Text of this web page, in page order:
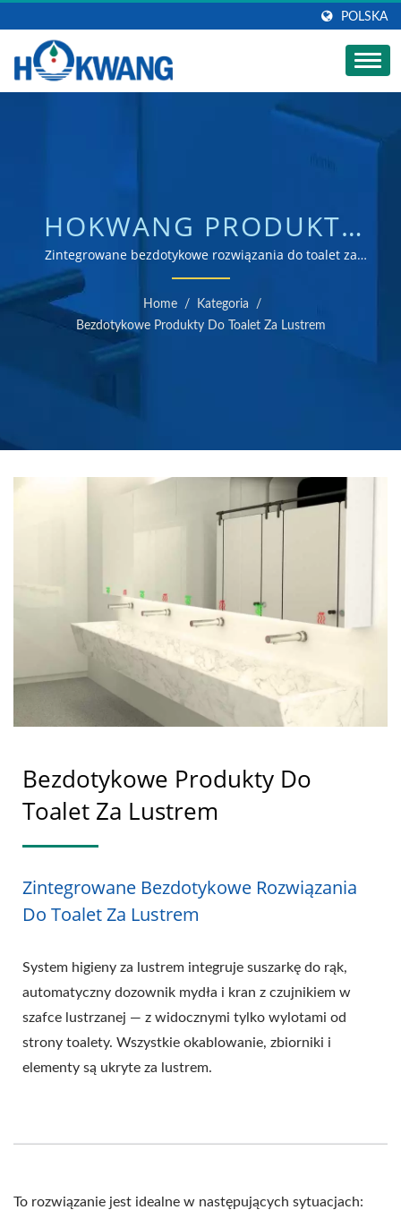
POLSKA
HOKWANG PRODUKTY
HIGIENICZNE
BEZDOTYKOWE ZA
LUSTREM |
PRODUCENT
DOZOWNIKÓW MYDŁA
ZE STALI NIERDZEWNEJ
| HOKWANG
Zintegrowane bezdotykowe rozwiązania do toalet za
lustrem / producent suszarek do rąk i dozowników
mydła z certyfikatem ISO 9001 i 14001
Home / Kategoria
/
Bezdotykowe Produkty Do Toalet Za Lustrem
Bezdotykowe Produkty Do
Toalet Za Lustrem
Zintegrowane Bezdotykowe Rozwiązania
Do Toalet Za Lustrem
System higieny za lustrem integruje suszarkę do rąk,
automatyczny dozownik mydła i kran z czujnikiem w
szafce lustrzanej — z widocznymi tylko wylotami od
strony toalety. Wszystkie okablowanie, zbiorniki i
elementy są ukryte za lustrem.
To rozwiązanie jest idealne w następujących sytuacjach: